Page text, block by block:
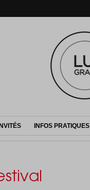
INVITÉS INFOS PRATIQUES